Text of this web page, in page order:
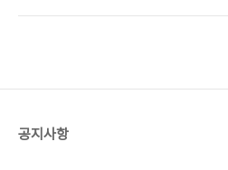
부탁한다. 바비는 첫눈에 보니에게 빠지지만, 보니는
을 하며 나날을 지냈다. 성인이 된 뒤에도 불안증을
공지사항